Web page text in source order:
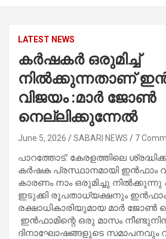
LATEST NEWS
കർഷകർ ഒരുമിച്ച്‌
നിൽക്കുന്നതാണ്
വിജയം :മാർ ജോൺ
നെല്ലിക്കുന്നേൽ
June 5, 2026 SABARI NEWS 7
പാറത്തോട്: കേരളത്തിലെ
കര്‍ഷക പ്രസ്ഥാനമായി ഇന്‍ഫാം
കാരണം നാം ഒരുമിച്ചു
ഇടുക്കി രൂപതാധ്യക്ഷനും ഇന്‍ഫാം
രക്ഷാധികാരിയുമായ മാര്‍ ജോണ്‍
ഇന്‍ഫാമിന്റെ ഒരു മാസം
ദിനാഘോഷങ്ങളുടെ സമാപനവും